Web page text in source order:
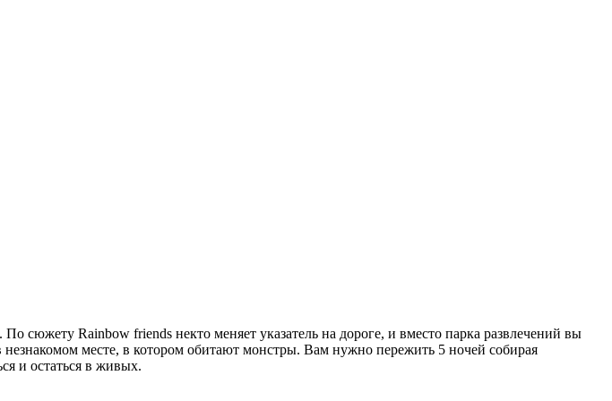
Rainbow friends некто меняет указатель на дороге, и вместо парка развлечений вы
месте, в котором обитают монстры. Вам нужно пережить 5 ночей собирая
и остаться в живых.